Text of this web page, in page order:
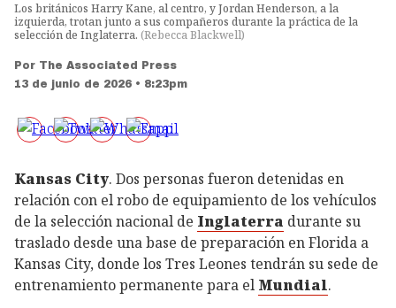
Los británicos Harry Kane, al centro, y Jordan Henderson, a la
izquierda, trotan junto a sus compañeros durante la práctica de la
selección de Inglaterra. (Rebecca Blackwell)
Por The Associated Press
13 de junio de 2026 • 8:23pm
Kansas City. Dos personas fueron detenidas en
relación con el robo de equipamiento de los vehículos
de la selección nacional de Inglaterra durante su
traslado desde una base de preparación en Florida a
Kansas City, donde los Tres Leones tendrán su sede de
entrenamiento permanente para el Mundial.